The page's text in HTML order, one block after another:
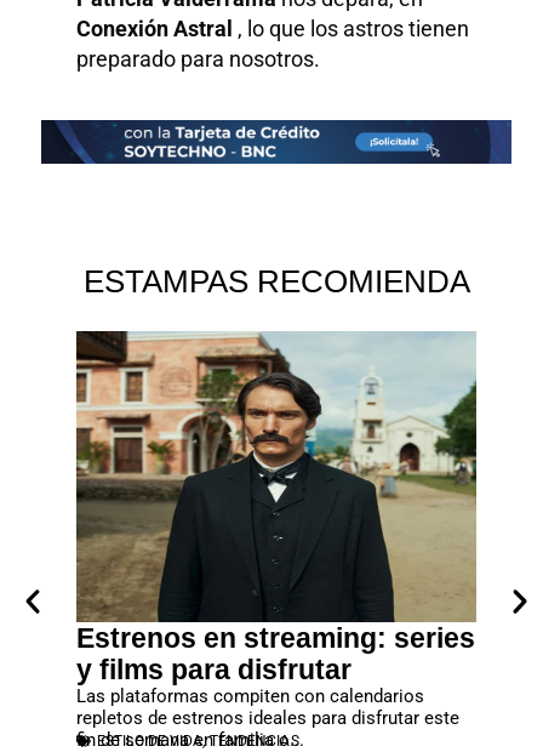
Conexión Astral , lo que los astros tienen
preparado para nosotros.
ESTAMPAS RECOMIENDA
Estrenos en streaming: series
y films para disfrutar
Las plataformas compiten con calendarios
repletos de estrenos ideales para disfrutar este
fin de semana en familia o...
ESTILO DE VIDA,TENDENCIAS